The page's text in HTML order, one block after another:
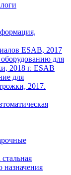
ESAB, 2017
для
2018 г. ESAB
для
2017.
назначения